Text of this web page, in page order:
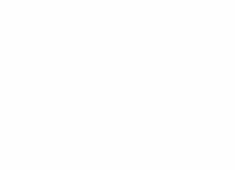
86 корп 9/3
и сопутствующих систем
Cummins